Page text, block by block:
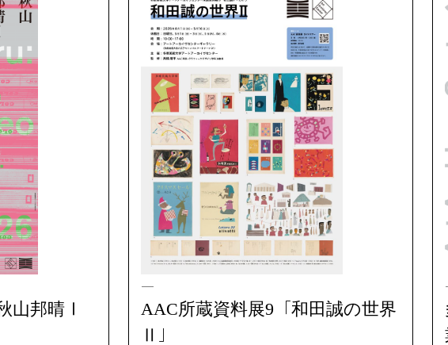
山邦晴Ⅰ
AAC所蔵資料展9「和田誠の世界
Ⅱ」